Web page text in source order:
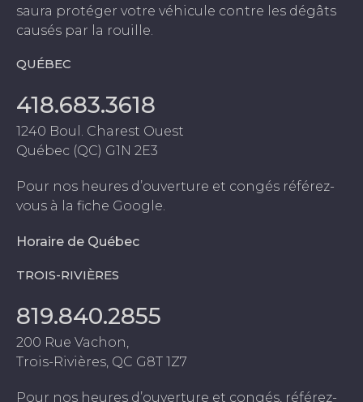
saura protéger votre véhicule contre les dégâts
causés par la rouille.
QUÉBEC
418.683.3618
1240 Boul. Charest Ouest
Québec (QC) G1N 2E3
Pour nos heures d’ouverture et congés référez-
vous à la fiche Google.
Horaire de Québec
TROIS-RIVIÈRES
819.840.2855
200 Rue Vachon,
Trois-Rivières, QC G8T 1Z7
Pour nos heures d’ouverture et congés, référez-